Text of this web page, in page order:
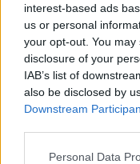
interest-based ads
us or personal
your opt-out. You
disclosure of your
IAB’s list of
also be disclosed by
Downstream
Personal Data
Το FIAT 500 Hybrid τώρα
EuroLeague: Οι